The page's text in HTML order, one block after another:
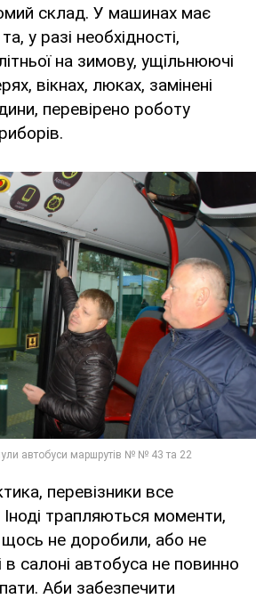
склад. У машинах має
у разі необхідності,
на зимову, ущільнюючі
вікнах, люках, замінені
перевірено роботу
перевізники все
трапляються моменти,
не доробили, або не
в салоні автобуса не повинно
Аби забезпечити